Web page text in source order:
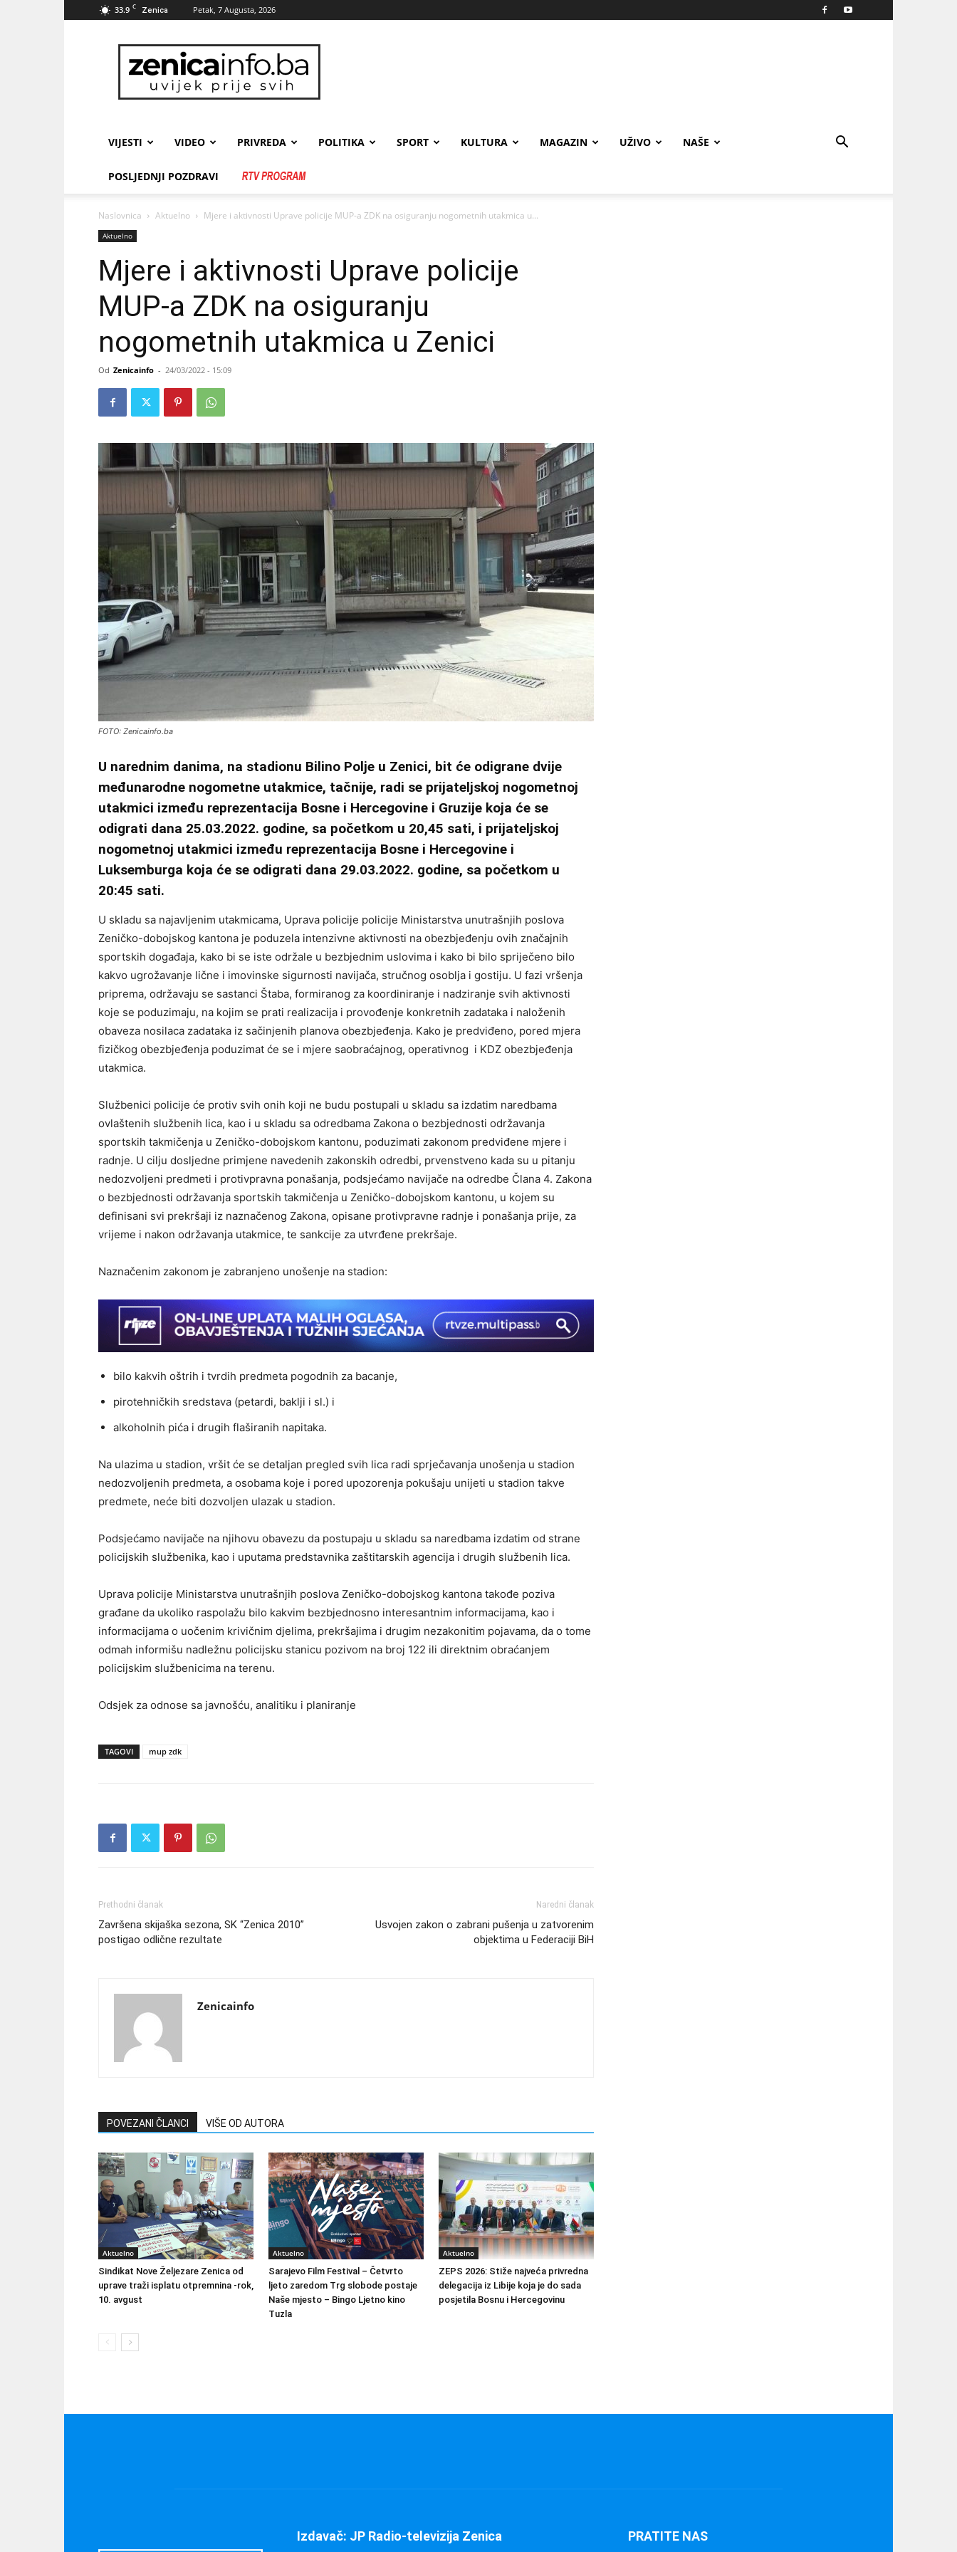
33.9 C Zenica Petak, 7 Augusta, 2026
zenicainfo.ba
VIJESTI VIDEO PRIVREDA POLITIKA SPORT KULTURA MAGAZIN UŽIVO NAŠE
POSLJEDNJI POZDRAVI
Naslovnica Aktuelno Mjere i aktivnosti Uprave policije MUP-a ZDK na osiguranju nogometnih utakmica u...
Aktuelno
Mjere i aktivnosti Uprave policije
MUP-a ZDK na osiguranju
nogometnih utakmica u Zenici
Od Zenicainfo - 24/03/2022 - 15:09
FOTO: Zenicainfo.ba
U narednim danima, na stadionu Bilino Polje u Zenici, bit će odigrane dvije
međunarodne nogometne utakmice, tačnije, radi se prijateljskoj nogometnoj
utakmici između reprezentacija Bosne i Hercegovine i Gruzije koja će se
odigrati dana 25.03.2022. godine, sa početkom u 20,45 sati, i prijateljskoj
nogometnoj utakmici između reprezentacija Bosne i Hercegovine i
Luksemburga koja će se odigrati dana 29.03.2022. godine, sa početkom u
20:45 sati.
U skladu sa najavljenim utakmicama, Uprava policije policije Ministarstva unutrašnjih poslova
Zeničko-dobojskog kantona je poduzela intenzivne aktivnosti na obezbjeđenju ovih značajnih
sportskih događaja, kako bi se iste održale u bezbjednim uslovima i kako bi bilo spriječeno bilo
kakvo ugrožavanje lične i imovinske sigurnosti navijača, stručnog osoblja i gostiju. U fazi vršenja
priprema, održavaju se sastanci Štaba, formiranog za koordiniranje i nadziranje svih aktivnosti
koje se poduzimaju, na kojim se prati realizacija i provođenje konkretnih zadataka i naloženih
obaveza nosilaca zadataka iz sačinjenih planova obezbjeđenja. Kako je predviđeno, pored mjera
fizičkog obezbjeđenja poduzimat će se i mjere saobraćajnog, operativnog i KDZ obezbjeđenja
utakmica.
Službenici policije će protiv svih onih koji ne budu postupali u skladu sa izdatim naredbama
ovlaštenih službenih lica, kao i u skladu sa odredbama Zakona o bezbjednosti održavanja
sportskih takmičenja u Zeničko-dobojskom kantonu, poduzimati zakonom predviđene mjere i
radnje. U cilju dosljedne primjene navedenih zakonskih odredbi, prvenstveno kada su u pitanju
nedozvoljeni predmeti i protivpravna ponašanja, podsjećamo navijače na odredbe Člana 4. Zakona
o bezbjednosti održavanja sportskih takmičenja u Zeničko-dobojskom kantonu, u kojem su
definisani svi prekršaji iz naznačenog Zakona, opisane protivpravne radnje i ponašanja prije, za
vrijeme i nakon održavanja utakmice, te sankcije za utvrđene prekršaje.
Naznačenim zakonom je zabranjeno unošenje na stadion:
bilo kakvih oštrih i tvrdih predmeta pogodnih za bacanje,
pirotehničkih sredstava (petardi, baklji i sl.) i
alkoholnih pića i drugih flaširanih napitaka.
Na ulazima u stadion, vršit će se detaljan pregled svih lica radi sprječavanja unošenja u stadion
nedozvoljenih predmeta, a osobama koje i pored upozorenja pokušaju unijeti u stadion takve
predmete, neće biti dozvoljen ulazak u stadion.
Podsjećamo navijače na njihovu obavezu da postupaju u skladu sa naredbama izdatim od strane
policijskih službenika, kao i uputama predstavnika zaštitarskih agencija i drugih službenih lica.
Uprava policije Ministarstva unutrašnjih poslova Zeničko-dobojskog kantona takođe poziva
građane da ukoliko raspolažu bilo kakvim bezbjednosno interesantnim informacijama, kao i
informacijama o uočenim krivičnim djelima, prekršajima i drugim nezakonitim pojavama, da o tome
odmah informišu nadležnu policijsku stanicu pozivom na broj 122 ili direktnim obraćanjem
policijskim službenicima na terenu.
Odsjek za odnose sa javnošću, analitiku i planiranje
TAGOVI mup zdk
Prethodni članak
Završena skijaška sezona, SK “Zenica 2010”
postigao odlične rezultate
Naredni članak
Usvojen zakon o zabrani pušenja u zatvorenim
objektima u Federaciji BiH
Zenicainfo
POVEZANI ČLANCI VIŠE OD AUTORA
Aktuelno
Sindikat Nove Željezare Zenica od
uprave traži isplatu otpremnina -rok,
10. avgust
Aktuelno
Sarajevo Film Festival – Četvrto
ljeto zaredom Trg slobode postaje
Naše mjesto – Bingo Ljetno kino
Tuzla
Aktuelno
ZEPS 2026: Stiže najveća privredna
delegacija iz Libije koja je do sada
posjetila Bosnu i Hercegovinu
Izdavač: JP Radio-televizija Zenica PRATITE NAS